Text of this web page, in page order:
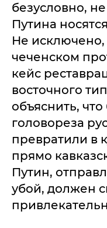
безусловно,
Путина
Не
чеченском
кейс
восточного
объяснить,
головореза
превратили в
прямо
Путин,
убой, должен